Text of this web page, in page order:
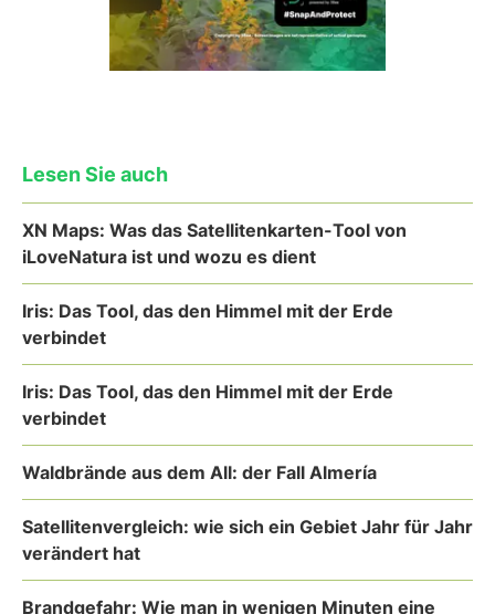
Lesen Sie auch
XN Maps: Was das Satellitenkarten-Tool von
iLoveNatura ist und wozu es dient
Iris: Das Tool, das den Himmel mit der Erde
verbindet
Iris: Das Tool, das den Himmel mit der Erde
verbindet
Waldbrände aus dem All: der Fall Almería
Satellitenvergleich: wie sich ein Gebiet Jahr für Jahr
verändert hat
Brandgefahr: Wie man in wenigen Minuten eine